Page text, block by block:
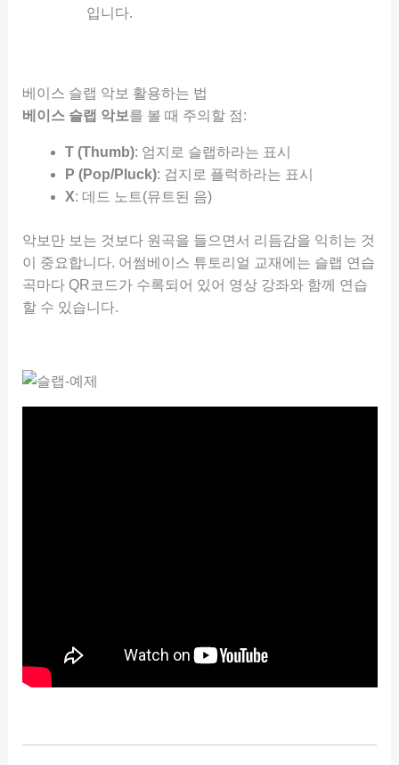
입니다.
베이스 슬랩 악보 활용하는 법
베이스 슬랩 악보를 볼 때 주의할 점:
T (Thumb): 엄지로 슬랩하라는 표시
P (Pop/Pluck): 검지로 플럭하라는 표시
X: 데드 노트(뮤트된 음)
악보만 보는 것보다 원곡을 들으면서 리듬감을 익히는 것
이 중요합니다. 어썸베이스 튜토리얼 교재에는 슬랩 연습
곡마다 QR코드가 수록되어 있어 영상 강좌와 함께 연습
할 수 있습니다.